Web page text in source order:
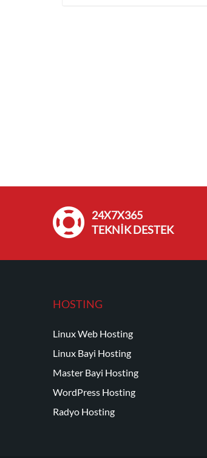
24X7X365
TEKNİK DESTEK
HOSTING
Linux Web Hosting
Linux Bayi Hosting
Master Bayi Hosting
WordPress Hosting
Radyo Hosting